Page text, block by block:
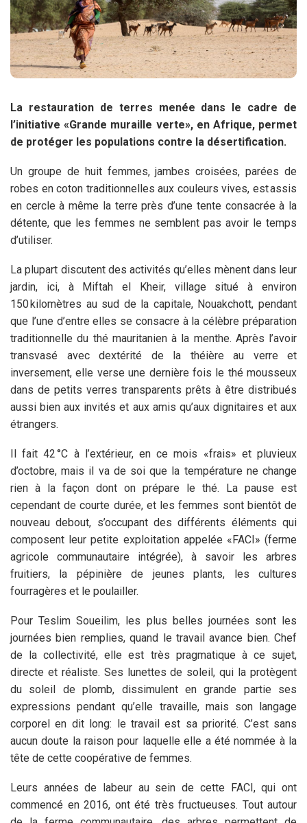
La restauration de terres menée dans le cadre de
l’initiative «Grande muraille verte», en Afrique, permet
de protéger les populations contre la désertification.
Un groupe de huit femmes, jambes croisées, parées de
robes en coton traditionnelles aux couleurs vives, est assis
en cercle à même la terre près d’une tente consacrée à la
détente, que les femmes ne semblent pas avoir le temps
d’utiliser.
La plupart discutent des activités qu’elles mènent dans leur
jardin, ici, à Miftah el Kheir, village situé à environ
150 kilomètres au sud de la capitale, Nouakchott, pendant
que l’une d’entre elles se consacre à la célèbre préparation
traditionnelle du thé mauritanien à la menthe. Après l’avoir
transvasé avec dextérité de la théière au verre et
inversement, elle verse une dernière fois le thé mousseux
dans de petits verres transparents prêts à être distribués
aussi bien aux invités et aux amis qu’aux dignitaires et aux
étrangers.
Il fait 42 °C à l’extérieur, en ce mois «frais» et pluvieux
d’octobre, mais il va de soi que la température ne change
rien à la façon dont on prépare le thé. La pause est
cependant de courte durée, et les femmes sont bientôt de
nouveau debout, s’occupant des différents éléments qui
composent leur petite exploitation appelée «FACI» (ferme
agricole communautaire intégrée), à savoir les arbres
fruitiers, la pépinière de jeunes plants, les cultures
fourragères et le poulailler.
Pour Teslim Soueilim, les plus belles journées sont les
journées bien remplies, quand le travail avance bien. Chef
de la collectivité, elle est très pragmatique à ce sujet,
directe et réaliste. Ses lunettes de soleil, qui la protègent
du soleil de plomb, dissimulent en grande partie ses
expressions pendant qu’elle travaille, mais son langage
corporel en dit long: le travail est sa priorité. C’est sans
aucun doute la raison pour laquelle elle a été nommée à la
tête de cette coopérative de femmes.
Leurs années de labeur au sein de cette FACI, qui ont
commencé en 2016, ont été très fructueuses. Tout autour